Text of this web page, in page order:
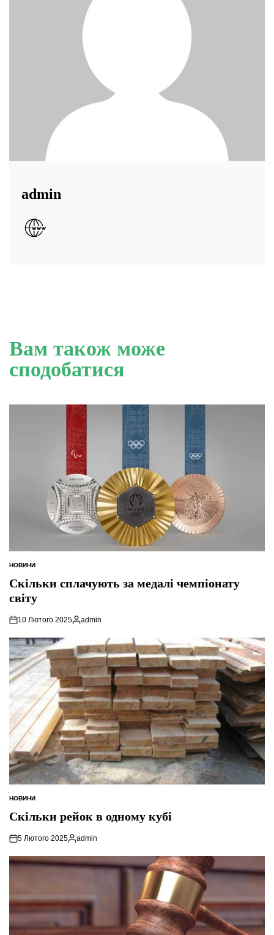
admin
Вам також може
сподобатися
ОПУБЛІКУВАТИ
У
НОВИНИ
Скільки сплачують за медалі чемпіонату
світу
10 Лютого 2025
Опубліковано
admin
ОПУБЛІКУВАТИ
У
НОВИНИ
Скільки рейок в одному кубі
5 Лютого 2025
Опубліковано
admin